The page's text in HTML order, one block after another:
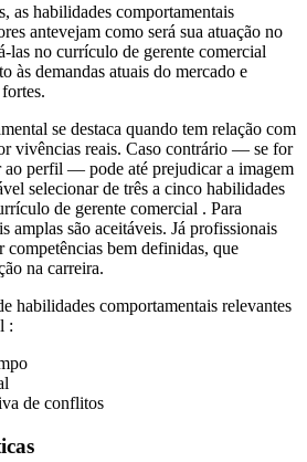
as habilidades comportamentais
antevejam como será sua atuação no
las no currículo de gerente comercial
às demandas atuais do mercado e
se destaca quando tem relação com
vivências reais. Caso contrário — se for
ao perfil — pode até prejudicar a imagem
selecionar de três a cinco habilidades
de gerente comercial . Para
amplas são aceitáveis. Já profissionais
competências bem definidas, que
na carreira.
habilidades comportamentais relevantes
:
de conflitos